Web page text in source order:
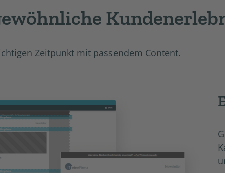
Zeitpunkt mit passendem Content.